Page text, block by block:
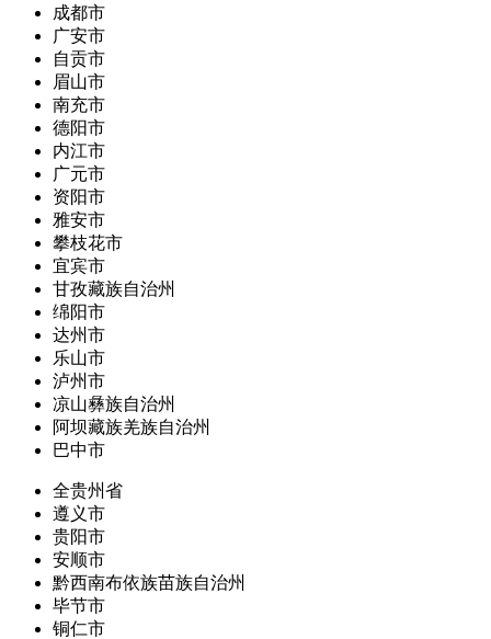
成都市
广安市
自贡市
眉山市
南充市
德阳市
内江市
广元市
资阳市
雅安市
攀枝花市
宜宾市
甘孜藏族自治州
绵阳市
达州市
乐山市
泸州市
凉山彝族自治州
阿坝藏族羌族自治州
巴中市
全贵州省
遵义市
贵阳市
安顺市
黔西南布依族苗族自治州
毕节市
铜仁市